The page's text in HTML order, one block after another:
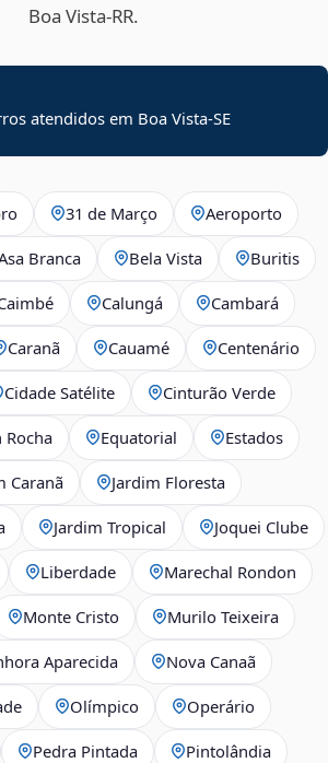
Boa Vista‑RR.
atendidos em Boa Vista-SE
31 de Março Aeroporto
Branca Bela Vista Buritis
Calungá Cambará
Caranã Cauamé Centenário
Cidade Satélite Cinturão Verde
Equatorial Estados
Caranã Jardim Floresta
Jardim Tropical Joquei Clube
Liberdade Marechal Rondon
Monte Cristo Murilo Teixeira
Aparecida Nova Canaã
Olímpico Operário
Pedra Pintada Pintolândia